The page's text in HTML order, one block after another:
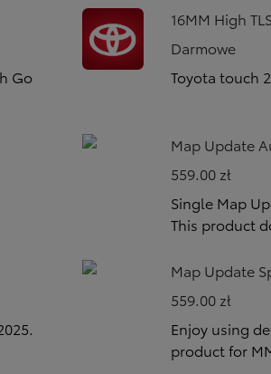
Go
16MM High
Darmowe
Toyota touch
Map Update
559.00 zł
Single Map
This product
Map Update
559.00 zł
Enjoy using
product for